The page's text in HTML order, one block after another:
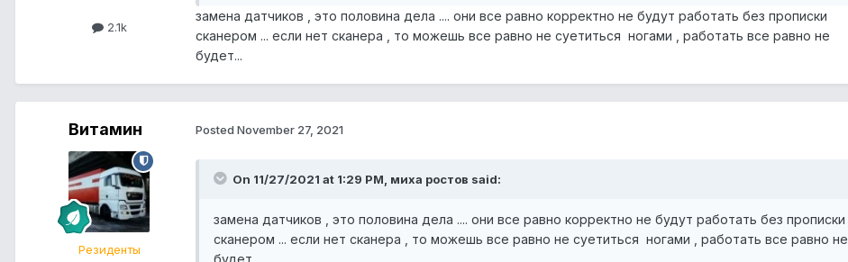
2.1k
замена датчиков , это половина дела .... они все равно корректно не будут работать без прописки
сканером ... если нет сканера , то можешь все равно не суетиться ногами , работать все равно не
будет...
Витамин
Резиденты
Posted November 27, 2021
On 11/27/2021 at 1:29 PM, миха ростов said:
замена датчиков , это половина дела .... они все равно корректно не будут работать без прописки
сканером ... если нет сканера , то можешь все равно не суетиться ногами , работать все равно не
будет...